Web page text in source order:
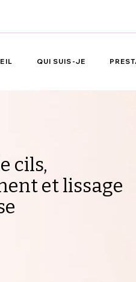
QUI SUIS-JE
cils,
et lissage